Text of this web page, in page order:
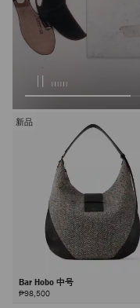
新品
Bar Hobo 中号
₱98,500